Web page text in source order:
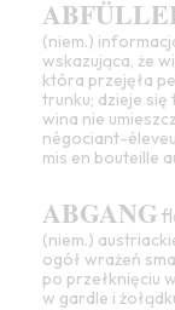
(niem.)
wskazująca, że
która przejęła
trunku; dzieje
wina nie
négociant-
mis en bouteille
ABGANG
(niem.)
ogół wrażeń
po przełknięciu
w gardle i